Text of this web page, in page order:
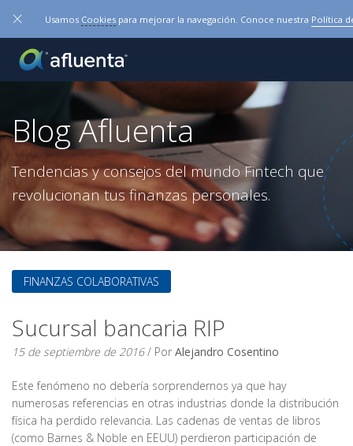
× Usamos Cookies para mejorar la navegación. Conoce nuestra Política
Blog Afluenta
Tendencias y consejos del mundo Fintech que
revolucionan tus finanzas personales.
FINANZAS COLABORATIVAS
Sucursal bancaria RIP
15 de septiembre de 2016/ Por Alejandro Cosentino
Este fenómeno no debería sorprendernos ya que hay
numerosas referencias en otras industrias donde la distribución
física ha perdido relevancia. Las cadenas de ventas de libros
(como Barnes & Noble en EEUU) perdieron participación de